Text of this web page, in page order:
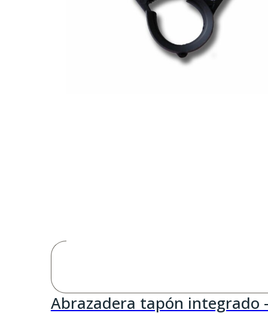
Abrazadera tapón integrado